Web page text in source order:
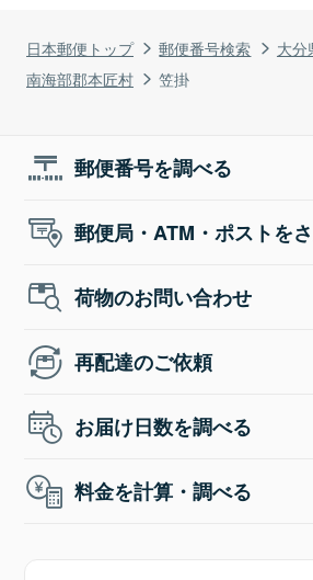
日本郵便トップ 郵便番号検索
大分
南海部郡本匠村
笠掛
郵便番号を調べる
郵便局・ATM・ポストを
荷物のお問い合わせ
再配達のご依頼
お届け日数を調べる
料金を計算・調べる